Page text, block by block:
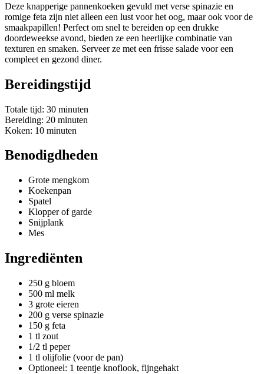
Deze knapperige pannenkoeken gevuld met verse spinazie en
romige feta zijn niet alleen een lust voor het oog, maar ook voor de
smaakpapillen! Perfect om snel te bereiden op een drukke
doordeweekse avond, bieden ze een heerlijke combinatie van
texturen en smaken. Serveer ze met een frisse salade voor een
compleet en gezond diner.
Bereidingstijd
Totale tijd: 30 minuten
Bereiding: 20 minuten
Koken: 10 minuten
Benodigdheden
Grote mengkom
Koekenpan
Spatel
Klopper of garde
Snijplank
Mes
Ingrediënten
250 g bloem
500 ml melk
3 grote eieren
200 g verse spinazie
150 g feta
1 tl zout
1/2 tl peper
1 tl olijfolie (voor de pan)
Optioneel: 1 teentje knoflook, fijngehakt